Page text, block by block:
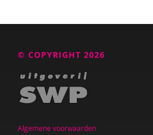
© COPYRIGHT 2026
Algemene voorwaarden